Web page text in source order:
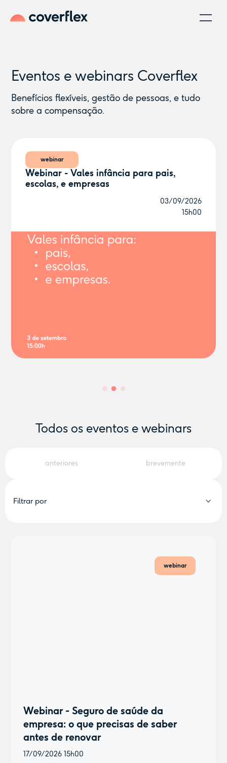
Eventos e webinars Coverflex
Benefícios flexíveis, gestão de pessoas, e tudo
sobre a compensação.
webinar
Webinar - Vales infância para pais,
escolas, e empresas
03/09/2026
15h00
Todos os eventos e webinars
anteriores brevemente
Filtrar por
webinar
Webinar - Seguro de saúde da
empresa: o que precisas de saber
antes de renovar
17/09/202615h00